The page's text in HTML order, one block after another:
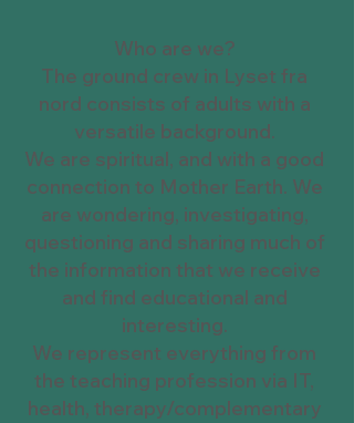
Who are we?
The ground crew in Lyset fra
nord consists of adults with a
versatile background.
We are spiritual, and with a good
connection to Mother Earth. We
are wondering, investigating,
questioning and sharing much of
the information that we receive
and find educational and
interesting.
We represent everything from
the teaching profession via IT,
health, therapy/complementary